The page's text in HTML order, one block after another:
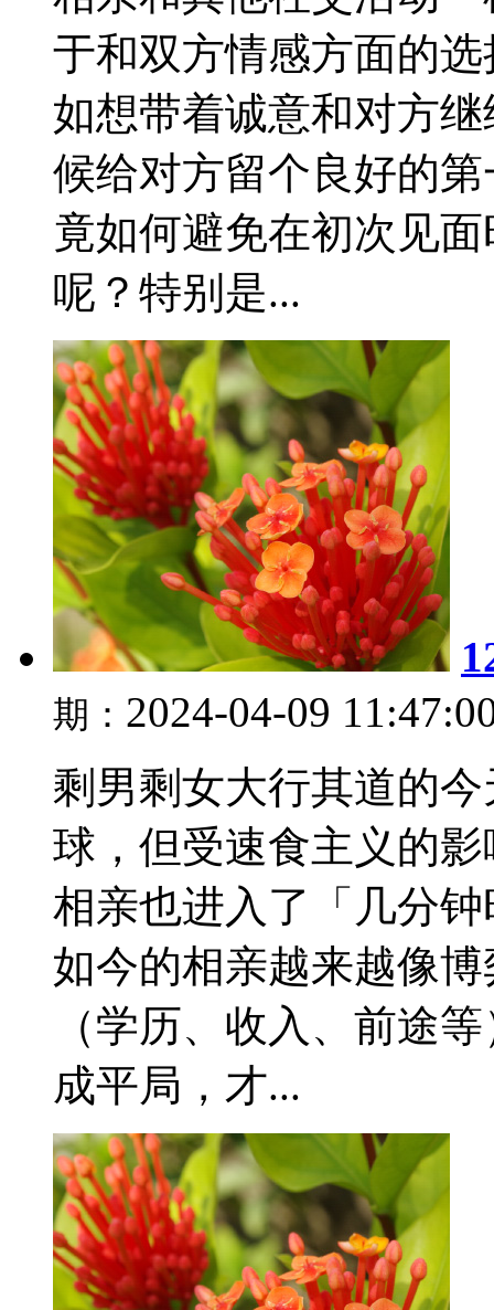
于和双方情感方面的
如想带着诚意和对方
候给对方留个良好的
竟如何避免在初次见
呢？特别是...
期： 2024-04-09
剩男剩女大行其道的
球，但受速食主义的
相亲也进入了「几分
如今的相亲越来越像
（学历、收入、前途
成平局，才...